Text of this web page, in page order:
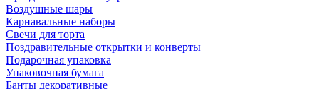
Воздушные шары
Карнавальные наборы
Свечи для торта
Поздравительные открытки и конверты
Подарочная упаковка
Упаковочная бумага
Банты декоративные